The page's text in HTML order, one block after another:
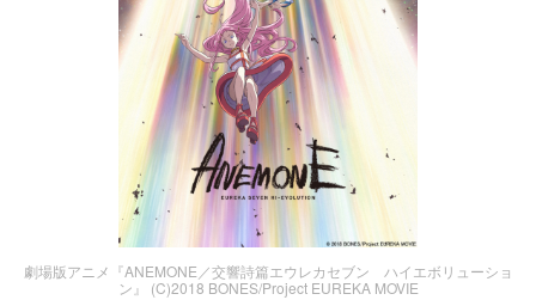
劇場版アニメ『ANEMONE／交響詩篇エウレカセブン ハイエボリューショ
ン』 (C)2018 BONES/Project EUREKA MOVIE